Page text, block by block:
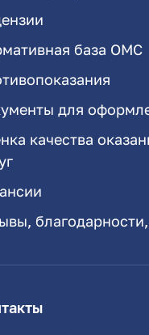
база ОМС
для
качества